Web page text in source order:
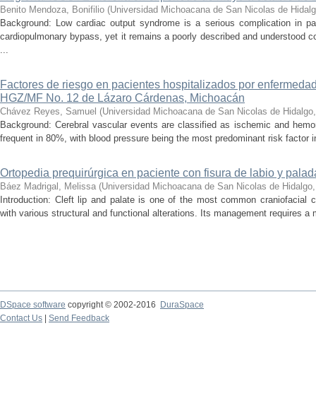
Benito Mendoza, Bonifilio (Universidad Michoacana de San Nicolas de
Background: Low cardiac output syndrome is a serious complication in
cardiopulmonary bypass, yet it remains a poorly described and understood
...
Factores de riesgo en pacientes hospitalizados por
HGZ/MF No. 12 de Lázaro Cárdenas, Michoacán
Chávez Reyes, Samuel (Universidad Michoacana de San Nicolas de Hidalgo
Background: Cerebral vascular events are classified as ischemic and
frequent in 80%, with blood pressure being the most predominant risk factor
Ortopedia prequirúrgica en paciente con fisura de labio y
Báez Madrigal, Melissa (Universidad Michoacana de San Nicolas de Hidalgo
Introduction: Cleft lip and palate is one of the most common craniofacial
with various structural and functional alterations. Its management requires a
DSpace software copyright © 2002-2016
DuraSpace
Contact Us
Send Feedback